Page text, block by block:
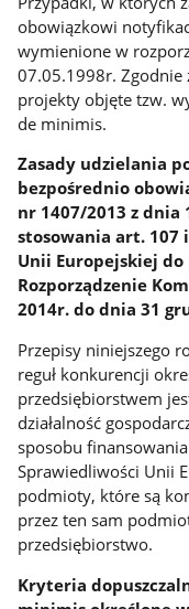
obowiązkowi
wymienione w
07.05.1998r.
projekty objęte tzw.
de minimis.
Zasady udzielania
bezpośrednio
nr 1407/2013 z
stosowania art.
Unii Europejskiej
Rozporządzenie
2014r. do dnia 31
Przepisy niniejszego
reguł konkurencji
przedsiębiorstwem
działalność
sposobu
Sprawiedliwości Unii
podmioty, które są
przez ten sam
przedsiębiorstwo.
Kryteria